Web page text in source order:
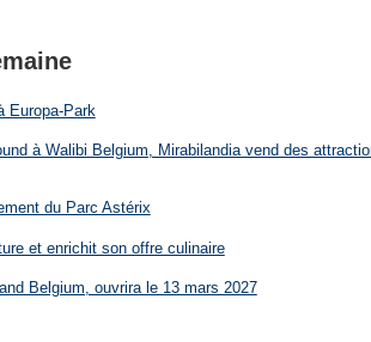
Europa-Park
à Walibi Belgium, Mirabilandia vend des
du Parc Astérix
et enrichit son offre culinaire
Belgium, ouvrira le 13 mars 2027